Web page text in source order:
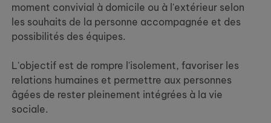
moment convivial à domicile ou à l'extérieur selon
les souhaits de la personne accompagnée et des
possibilités des équipes.
L'objectif est de rompre l'isolement, favoriser les
relations humaines et permettre aux personnes
âgées de rester pleinement intégrées à la vie
sociale.